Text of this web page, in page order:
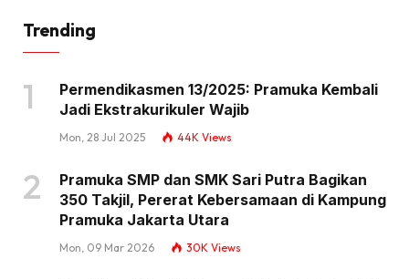
Trending
Permendikasmen 13/2025: Pramuka Kembali
Jadi Ekstrakurikuler Wajib
Mon, 28 Jul 2025 44K Views
Pramuka SMP dan SMK Sari Putra Bagikan
350 Takjil, Pererat Kebersamaan di Kampung
Pramuka Jakarta Utara
Mon, 09 Mar 2026 30K Views